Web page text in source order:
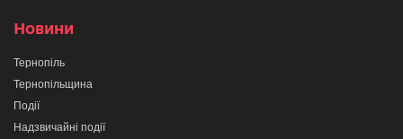
Новини
Тернопіль
Тернопільщина
Події
Надзвичайні події